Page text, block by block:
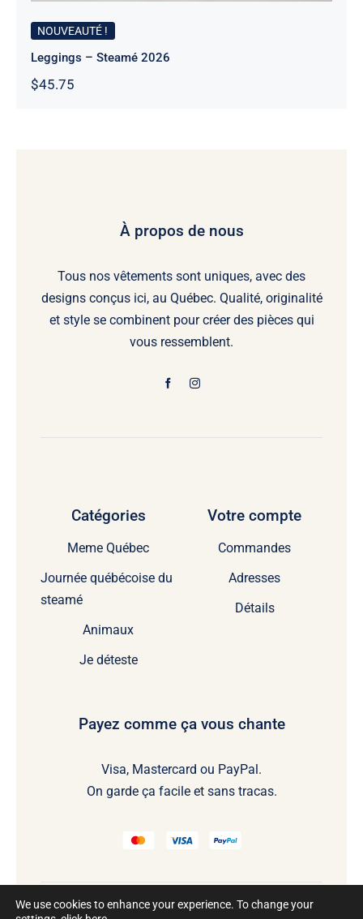
NOUVEAUTÉ !
Leggings – Steamé 2026
$45.75
À propos de nous
Tous nos vêtements sont uniques, avec des
designs conçus ici, au Québec. Qualité, originalité
et style se combinent pour créer des pièces qui
vous ressemblent.
Catégories
Meme Québec
Journée québécoise du
steamé
Animaux
Je déteste
Votre compte
Commandes
Adresses
Détails
Payez comme ça vous chante
Visa, Mastercard ou PayPal.
On garde ça facile et sans tracas.
We use cookies to enhance your experience. To change your